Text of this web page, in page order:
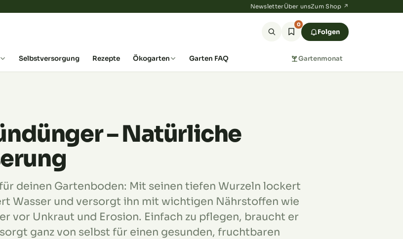
NewsletterÜber unsZum Shop ↗
0
Folgen
Selbstversorgung Rezepte Ökogarten Garten FAQ Gartenmonat
– Natürliche
deinen Gartenboden: Mit seinen tiefen Wurzeln lockert
Wasser und versorgt ihn mit wichtigen Nährstoffen wie
vor Unkraut und Erosion. Einfach zu pflegen, braucht er
ganz von selbst für einen gesunden, fruchtbaren